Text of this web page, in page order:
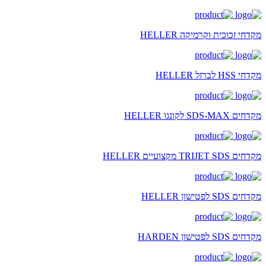
מקדחי זכוכית וקרמיקה HELLER
מקדחי HSS לברזל HELLER
מקדחים SDS-MAX לקונגו HELLER
מקדחים TRIJET SDS מקצועיים HELLER
מקדחים SDS לפטישון HELLER
מקדחים SDS לפטישון HARDEN